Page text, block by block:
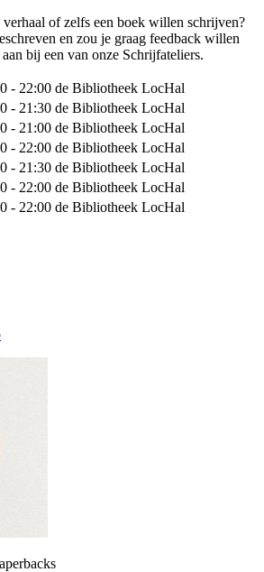
of zelfs een boek willen schrijven?
en zou je graag feedback willen
bij een van onze Schrijfateliers.
- 22:00 de Bibliotheek LocHal
- 21:30 de Bibliotheek LocHal
- 21:00 de Bibliotheek LocHal
- 22:00 de Bibliotheek LocHal
- 21:30 de Bibliotheek LocHal
- 22:00 de Bibliotheek LocHal
- 22:00 de Bibliotheek LocHal